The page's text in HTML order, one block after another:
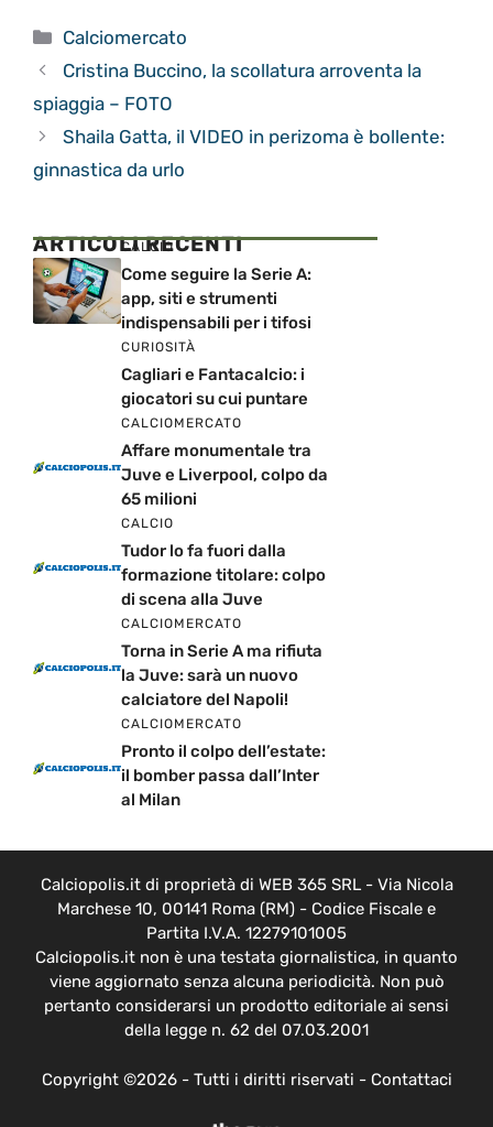
Categorie
Calciomercato
Cristina Buccino, la scollatura arroventa la
spiaggia – FOTO
Shaila Gatta, il VIDEO in perizoma è bollente:
ginnastica da urlo
ARTICOLI RECENTI
CALCIO
Come seguire la Serie A:
app, siti e strumenti
indispensabili per i tifosi
CURIOSITÀ
Cagliari e Fantacalcio: i
giocatori su cui puntare
CALCIOMERCATO
Affare monumentale tra
Juve e Liverpool, colpo da
65 milioni
CALCIO
Tudor lo fa fuori dalla
formazione titolare: colpo
di scena alla Juve
CALCIOMERCATO
Torna in Serie A ma rifiuta
la Juve: sarà un nuovo
calciatore del Napoli!
CALCIOMERCATO
Pronto il colpo dell’estate:
il bomber passa dall’Inter
al Milan
Calciopolis.it di proprietà di WEB 365 SRL - Via Nicola
Marchese 10, 00141 Roma (RM) - Codice Fiscale e
Partita I.V.A. 12279101005
Calciopolis.it non è una testata giornalistica, in quanto
viene aggiornato senza alcuna periodicità. Non può
pertanto considerarsi un prodotto editoriale ai sensi
della legge n. 62 del 07.03.2001
Copyright ©2026 - Tutti i diritti riservati - Contattaci